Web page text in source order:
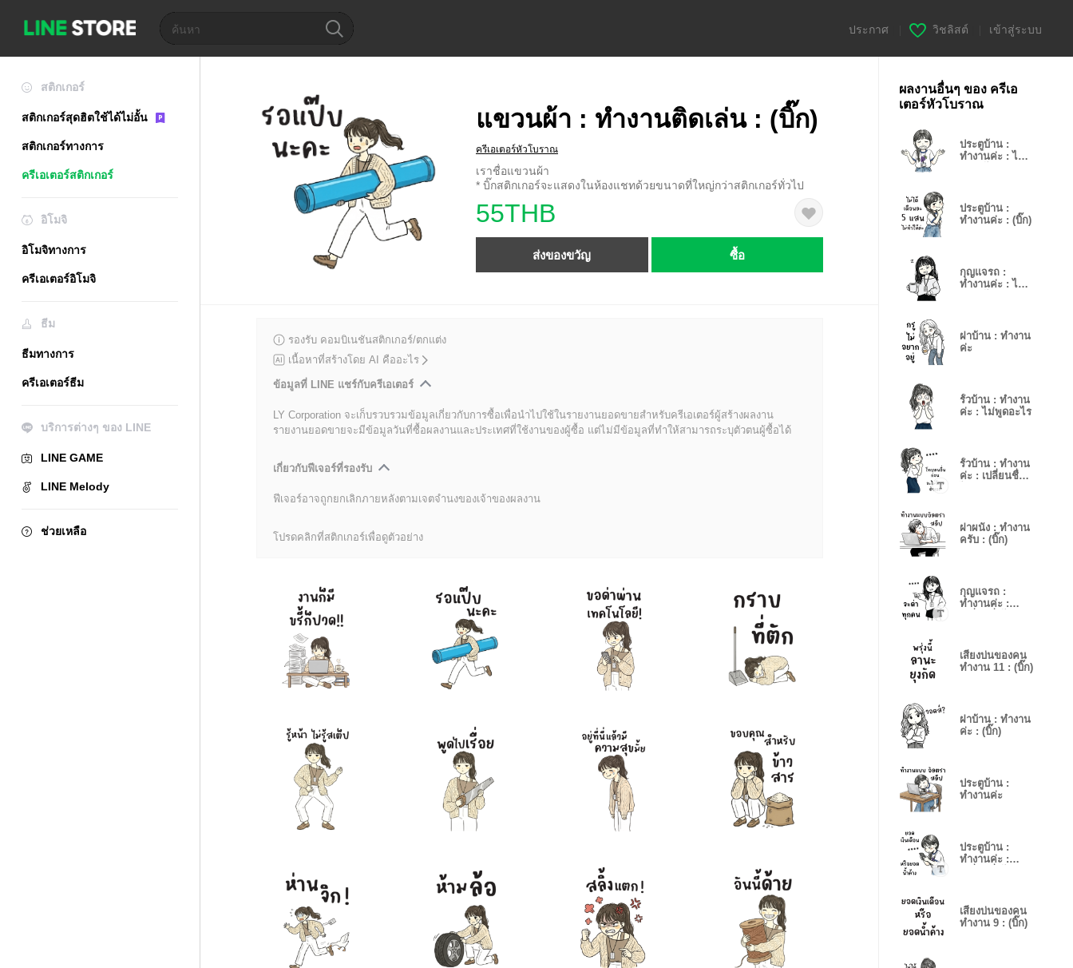
ประกาศ วิชลิสต์ เข้าสู่ระบบ
สติกเกอร์
สติกเกอร์สุดฮิตใช้ได้ไม่อั้น
สติกเกอร์ทางการ
ครีเอเตอร์สติกเกอร์
อิโมจิ
อิโมจิทางการ
ครีเอเตอร์อิโมจิ
ธีม
ธีมทางการ
ครีเอเตอร์ธีม
บริการต่างๆ ของ LINE
LINE GAME
LINE Melody
ช่วยเหลือ
แขวนผ้า : ทำงานติดเล่น : (บิ๊ก)
ครีเอเตอร์หัวโบราณ
เราชื่อแขวนผ้า
* บิ๊กสติกเกอร์จะแสดงในห้องแชทด้วยขนาดที่ใหญ่กว่าสติกเกอร์ทั่วไป
55THB
ส่งของขวัญ ซื้อ
รองรับ คอมบิเนชันสติกเกอร์/ตกแต่ง
เนื้อหาที่สร้างโดย AI คืออะไร
ข้อมูลที่ LINE แชร์กับครีเอเตอร์
LY Corporation จะเก็บรวบรวมข้อมูลเกี่ยวกับการซื้อเพื่อนำไปใช้ในรายงานยอดขายสำหรับครีเอเตอร์ผู้สร้างผลงาน
รายงานยอดขายจะมีข้อมูลวันที่ซื้อผลงานและประเทศที่ใช้งานของผู้ซื้อ แต่ไม่มีข้อมูลที่ทำให้สามารถระบุตัวตนผู้ซื้อได้
เกี่ยวกับฟีเจอร์ที่รองรับ
ฟีเจอร์อาจถูกยกเลิกภายหลังตามเจตจำนงของเจ้าของผลงาน
โปรดคลิกที่สติกเกอร์เพื่อดูตัวอย่าง
ผลงานอื่นๆ ของ ครีเอ
เตอร์หัวโบราณ
ประตูบ้าน :
ทำงานค่ะ : ไม่
ประตูบ้าน :
ทำงานค่ะ : (บิ๊ก)
กุญแจรถ :
ทำงานค่ะ : ไม่
ฝาบ้าน : ทำงาน
ค่ะ
รั้วบ้าน : ทำงาน
ค่ะ : ไม่พูดอะไร
รั้วบ้าน : ทำงาน
ค่ะ : เปลี่ยนชื่อ
ฝาผนัง : ทำงาน
ครับ : (บิ๊ก)
กุญแจรถ :
ทำงานค่ะ :
เสียงบ่นของคน
ทำงาน 11 : (บิ๊ก)
ฝาบ้าน : ทำงาน
ค่ะ : (บิ๊ก)
ประตูบ้าน :
ทำงานค่ะ
ประตูบ้าน :
ทำงานค่ะ :
เสียงบ่นของคน
ทำงาน 9 : (บิ๊ก)